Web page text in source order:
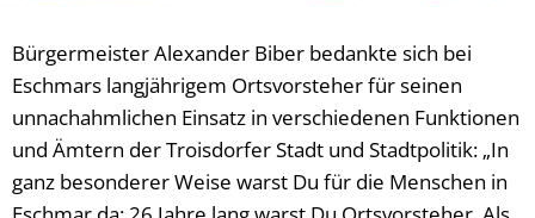
Bürgermeister Alexander Biber bedankte sich bei
Eschmars langjährigem Ortsvorsteher für seinen
unnachahmlichen Einsatz in verschiedenen Funktionen
und Ämtern der Troisdorfer Stadt und Stadtpolitik: „In
ganz besonderer Weise warst Du für die Menschen in